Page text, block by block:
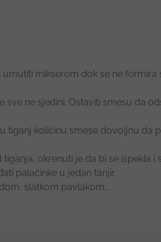
mikserom dok se ne formira
ne sjedini. Ostaviti smesu da
tiganj količinu smese dovoljnu da
okrenuti je da bi se ispekla i
palačinke u jedan tanjir.
slatkom pavlakom…